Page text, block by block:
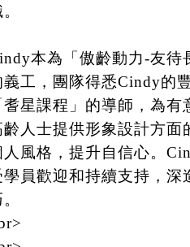
本為「傲齡動力-友待
義工，團隊得悉Cindy的
耆星課程」的導師，為有
齡人士提供形象設計方面
人風格，提升自信心。
學員歡迎和持續支持，深